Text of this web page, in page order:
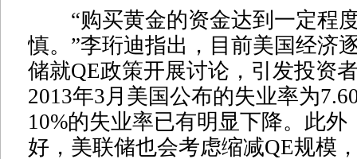
“购买黄金的资金达到一定程
慎。”李珩迪指出，目前美国经济
储就QE政策开展讨论，引发投资
2013年3月美国公布的失业率为
10%的失业率已有明显下降。此外
好，美联储也会考虑缩减QE规模